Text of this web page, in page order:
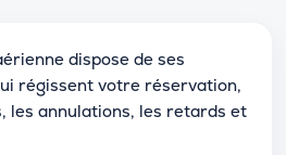
dispose de ses
régissent votre réservation,
les annulations, les retards et